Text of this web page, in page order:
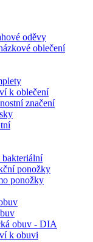
oděvy
oblečení
k oblečení
značení
ponožky
ponožky
obuv - DIA
k obuvi